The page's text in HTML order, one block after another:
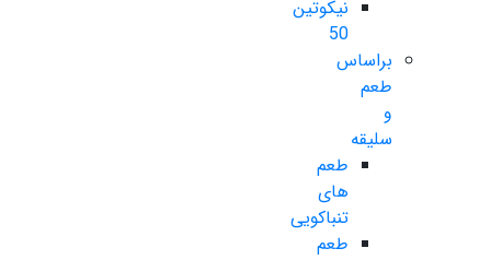
نیکوتین
50
براساس
طعم
و
سلیقه
طعم
های
تنباکویی
طعم